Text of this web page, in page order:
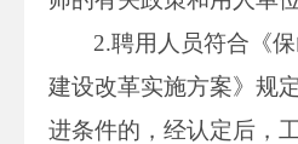
2.聘用人员符合《
建设改革实施方案》规
进条件的，经认定后，